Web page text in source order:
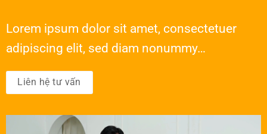
Lorem ipsum dolor sit amet, consectetuer
adipiscing elit, sed diam nonummy…
Liên hệ tư vấn